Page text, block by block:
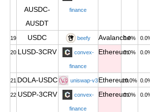
AUSDC-
AUSDT
finance
19 USDC beefy Avalanche0.0%
20 LUSD-3CRV convex-
finance
Ethereum0.0%
21 DOLA-USDC uniswap-v3Ethereum10.0%
22 USDP-3CRV convex-
finance
Ethereum0.0%